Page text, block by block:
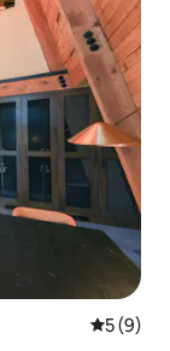
5 de
5 (9)